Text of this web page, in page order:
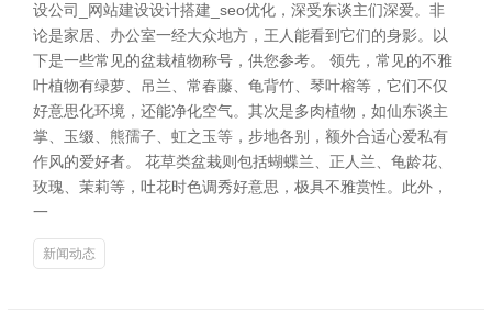
设公司_网站建设设计搭建_seo优化，深受东谈主们深爱。非
论是家居、办公室一经大众地方，王人能看到它们的身影。以
下是一些常见的盆栽植物称号，供您参考。 领先，常见的不雅
叶植物有绿萝、吊兰、常春藤、龟背竹、琴叶榕等，它们不仅
好意思化环境，还能净化空气。其次是多肉植物，如仙东谈主
掌、玉缀、熊孺子、虹之玉等，步地各别，额外合适心爱私有
作风的爱好者。 花草类盆栽则包括蝴蝶兰、正人兰、龟龄花、
玫瑰、茉莉等，吐花时色调秀好意思，极具不雅赏性。此外，
一
新闻动态